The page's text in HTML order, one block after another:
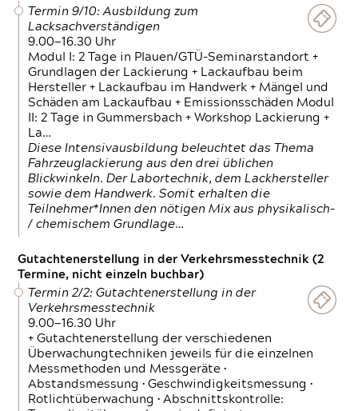
Termin 9/10: Ausbildung zum
Lacksachverständigen
9.00—16.30 Uhr
Modul I: 2 Tage in Plauen/GTÜ-Seminarstandort +
Grundlagen der Lackierung + Lackaufbau beim
Hersteller + Lackaufbau im Handwerk + Mängel und
Schäden am Lackaufbau + Emissionsschäden Modul
II: 2 Tage in Gummersbach + Workshop Lackierung +
La…
Diese Intensivausbildung beleuchtet das Thema
Fahrzeuglackierung aus den drei üblichen
Blickwinkeln. Der Labortechnik, dem Lackhersteller
sowie dem Handwerk. Somit erhalten die
Teilnehmer*Innen den nötigen Mix aus physikalisch-
/ chemischem Grundlage…
Gutachtenerstellung in der Verkehrsmesstechnik (2
Termine, nicht einzeln buchbar)
Termin 2/2: Gutachtenerstellung in der
Verkehrsmesstechnik
9.00—16.30 Uhr
+ Gutachtenerstellung der verschiedenen
Überwachungtechniken jeweils für die einzelnen
Messmethoden und Messgeräte •
Abstandsmessung • Geschwindigkeitsmessung •
Rotlichtüberwachung • Abschnittskontrolle: